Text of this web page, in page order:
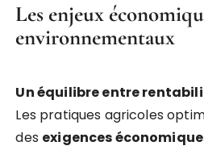
Les enjeux
environnementaux
Un équilibre entre
Les pratiques agricoles
des exigences